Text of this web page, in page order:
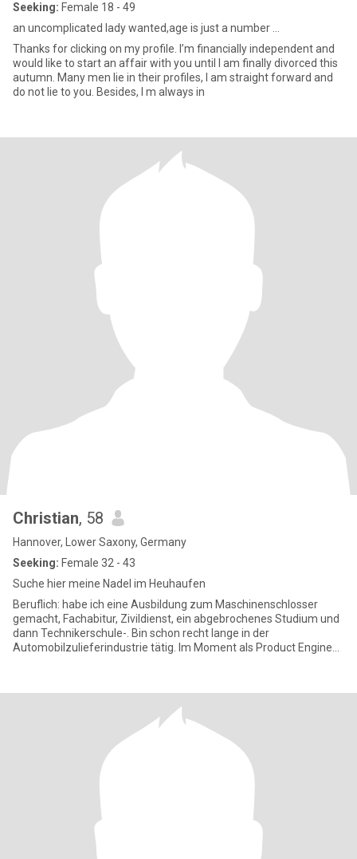
Seeking: Female 18 - 49
an uncomplicated lady wanted,age is just a number ...
Thanks for clicking on my profiIe. I’m financially independent and
would like to start an affair with you until I am finally divorced this
autumn. Many men lie in their profiles, I am straight forward and
do not lie to you. Besides, I m always in
Christian, 58
Hannover, Lower Saxony, Germany
Seeking: Female 32 - 43
Suche hier meine Nadel im Heuhaufen
Beruflich: habe ich eine Ausbildung zum Maschinenschlosser
gemacht, Fachabitur, Zivildienst, ein abgebrochenes Studium und
dann Technikerschule-. Bin schon recht lange in der
Automobilzulieferindustrie tätig. Im Moment als Product Engineer